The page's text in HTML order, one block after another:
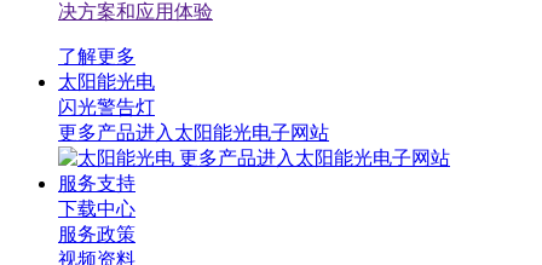
决方案和应用体验
了解更多
太阳能光电
闪光警告灯
更多产品进入太阳能光电子网站
更多产品进入太阳能光电子网站
服务支持
下载中心
服务政策
视频资料